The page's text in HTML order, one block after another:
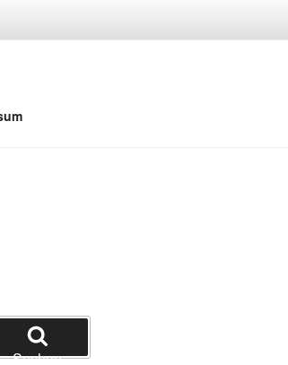
Suchen